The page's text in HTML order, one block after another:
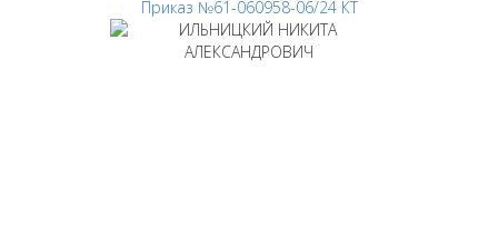
Приказ №61-060958-06/24 КТ